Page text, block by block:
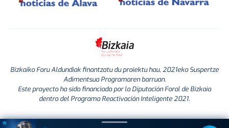
Bizkaiko Foru Aldundiak finantzatu du proiektu hau, 2021eko Suspertze
Adimentsua Programaren barruan.
Este proyecto ha sido financiado por la Diputación Foral de Bizkaia
dentro del Programa Reactivación Inteligente 2021.